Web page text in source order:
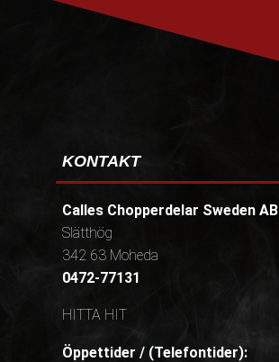
KONTAKT
Calles Chopperdelar Sweden AB
Slätthög
342 63 Moheda
0472-77131
HITTA HIT
Öppettider / (Telefontider):